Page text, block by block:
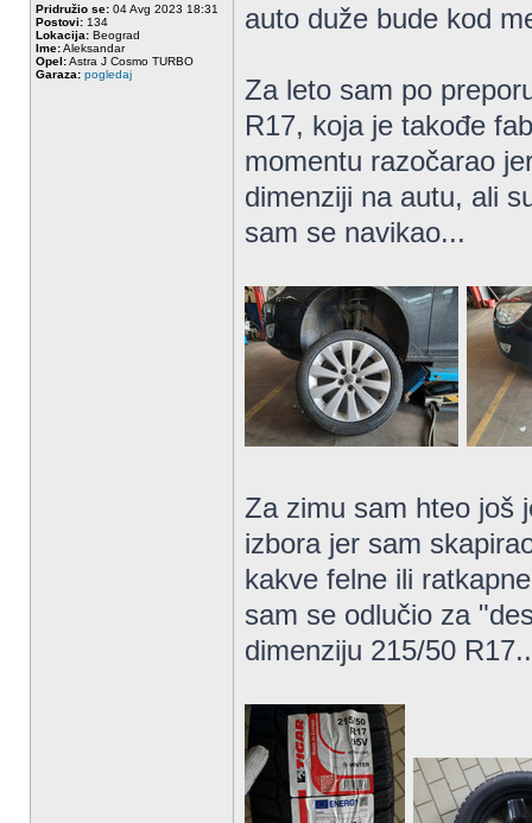
Pridružio se: 04 Avg 2023 18:31
Postovi: 134
Lokacija: Beograd
Ime:Aleksandar
Opel:Astra J Cosmo TURBO
Garaza: pogledaj
auto duže bude kod
Za leto sam po
R17, koja je takođe
momentu razočarao
dimenziji na autu, ali
sam se navikao...
Za zimu sam hteo još
izbora jer sam
kakve felne ili
sam se odlučio za
dimenziju 215/50